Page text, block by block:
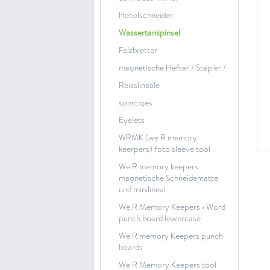
Hebelschneider
Wassertankpinsel
Falzbretter
magnetische Hefter / Stapler /
Reisslineale
sonstiges
Eyelets
WRMK (we R memory
keerpers) foto sleeve tool
We R memory keepers
magnetische Schneidematte
und minilineal
We R Memory Keepers • Word
punch board lowercase
We R memory Keepers punch
boards
We R Memory Keepers tool